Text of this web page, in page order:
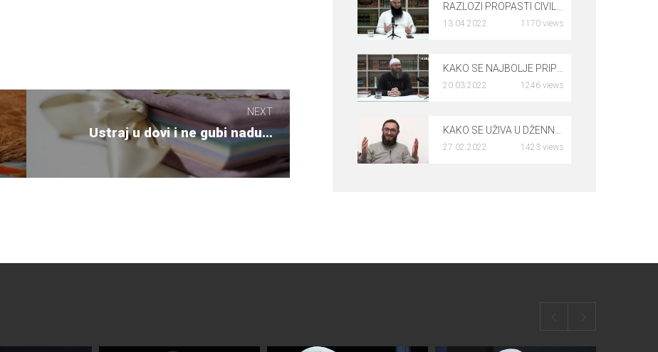
NEXT
post:
Ustraj u dovi i ne gubi nadu…
0
RAZLOZI PROPASTI CIVILIZACIJE – Harmin Suljić, prof.
13.04.2022 1170 views
0
20.03.2022 1246 views
0
27.02.2022 1423 views